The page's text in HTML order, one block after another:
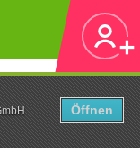
Öffnen